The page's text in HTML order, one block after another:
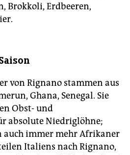
Brokkoli, Erdbeeren,
von Rignano stammen aus
Ghana, Senegal. Sie
Obst- und
absolute Niedriglöhne;
auch immer mehr Afrikaner
Italiens nach Rignano,